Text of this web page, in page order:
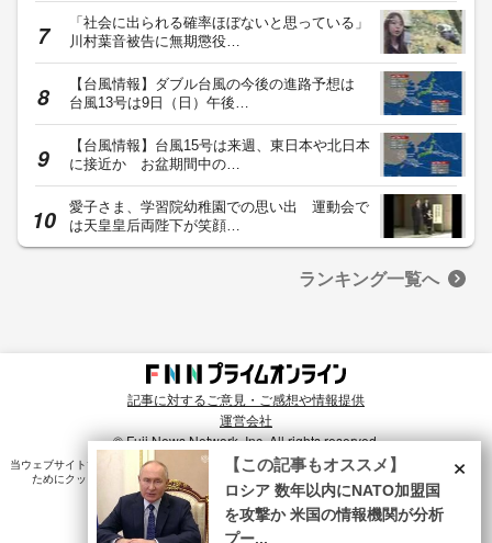
「社会に出られる確率ほぼないと思っている」
川村葉音被告に無期懲役…
【台風情報】ダブル台風の今後の進路予想は
台風13号は9日（日）午後…
【台風情報】台風15号は来週、東日本や北日本
に接近か お盆期間中の…
愛子さま、学習院幼稚園での思い出 運動会で
は天皇皇后両陛下が笑顔…
ランキング一覧へ
記事に対するご意見・ご感想や情報提供
運営会社
© Fuji News Network, Inc. All rights reserved.
当ウェブサイトでは、ユーザのニーズ・興味・関⼼に合致したコンテンツや広告配信を提供する
ためにクッキーを使⽤しています。詳細は、
プライバシーポリシー をご確認ください。×
【この記事もオススメ】
ロシア 数年以内にNATO加盟国
を攻撃か 米国の情報機関が分析
プー...